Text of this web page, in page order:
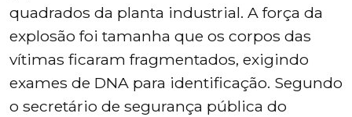
quadrados da planta industrial. A força da
explosão foi tamanha que os corpos das
vítimas ficaram fragmentados, exigindo
exames de DNA para identificação. Segundo
o secretário de segurança pública do